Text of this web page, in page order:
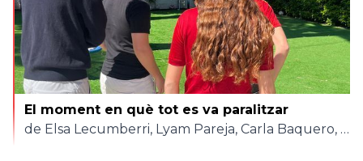
El moment en què tot es va paralitzar
de Elsa Lecumberri, Lyam Pareja, Carla Baquero, Ildebrando Burzacca, David Blanco